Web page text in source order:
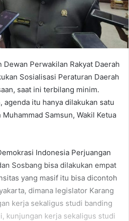
Dewan Perwakilan Rakyat Daerah
Sosialisasi Peraturan Daerah
saat ini terbilang minim.
agenda itu hanya dilakukan satu
Samsun, Wakil Ketua
Indonesia Perjuangan
Sosbang bisa dilakukan empat
yang masif itu bisa dicontoh
dimana legislator Karang
kerja sekaligus studi banding
kunjungan kerja sekaligus studi